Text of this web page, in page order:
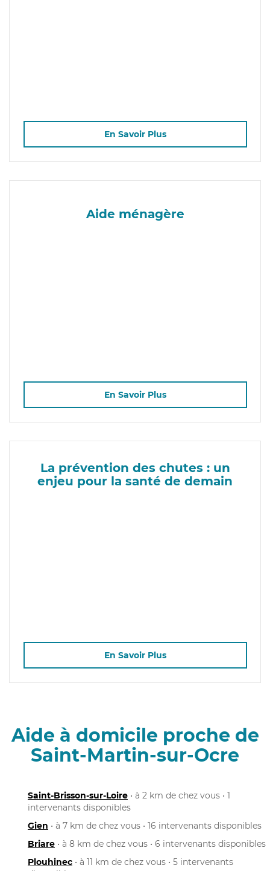
En Savoir Plus
Aide ménagère
En Savoir Plus
La prévention des chutes : un
enjeu pour la santé de demain
En Savoir Plus
Aide à domicile proche de
Saint-Martin-sur-Ocre
Saint-Brisson-sur-Loire • à 2 km de chez vous • 1
intervenants disponibles
Gien • à 7 km de chez vous • 16 intervenants disponibles
Briare • à 8 km de chez vous • 6 intervenants disponibles
Plouhinec • à 11 km de chez vous • 5 intervenants